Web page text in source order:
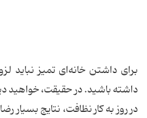
برای داشتن خانه‌ای تمیز نباید
در روز به کار نظافت، نتایج